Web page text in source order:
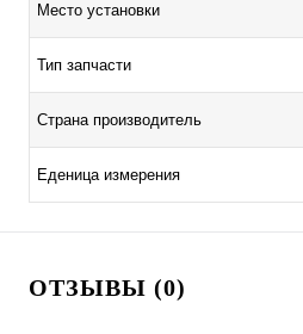
Место установки
Тип запчасти
Страна производитель
Еденица измерения
ОТЗЫВЫ (0)